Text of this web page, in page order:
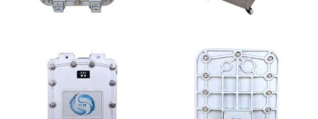
MK-TC100 EDI超纯水
全封闭EDI超纯水处理设